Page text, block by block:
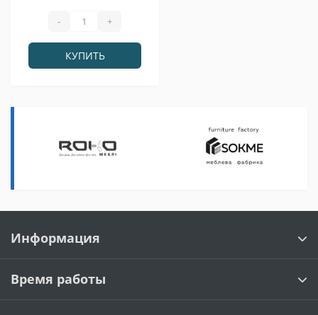
- +
КУПИТЬ
Информация
Время работы